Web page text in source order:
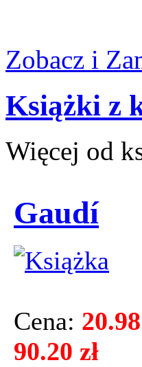
Zobacz i
Książki z
Więcej od
Gaudí
Cena:
90.20 zł